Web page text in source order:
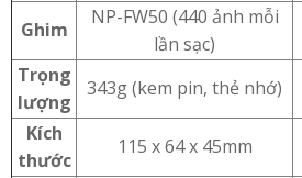
Ghim
NP-FW50 (440 ảnh mỗi
lần sạc)
Trọng
lượng
343g (kem pin, thẻ nhớ)
Kích
thước
115 x 64 x 45mm